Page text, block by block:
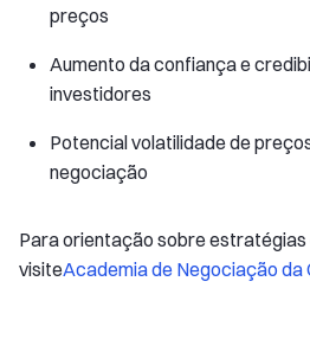
preços
Aumento da confiança e
investidores
Potencial volatilidade de
negociação
Para orientação sobre
visiteAcademia de Negociação da